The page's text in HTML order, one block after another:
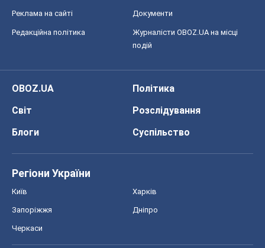
Реклама на сайті Документи
Редакційна політика
Журналісти OBOZ.UA на місці
подій
OBOZ.UA
Політика
Світ
Розслідування
Блоги
Суспільство
Регіони України
Київ Харків
Запоріжжя Дніпро
Черкаси